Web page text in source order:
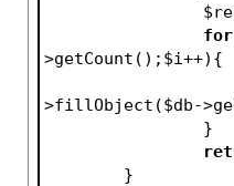
for
>getCount(); $i++){
>fillObject($db-
		}
	}